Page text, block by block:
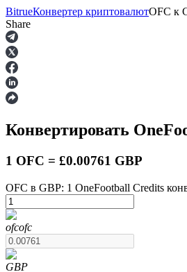
Фьючерсы
USDT-фьючерсы
Фьючерсы с использованием
BitrueКонвертер криптовалютOFC к
Share
Конвертировать
1 OFC = £0.00761 GBP
OFC в GBP: 1 OneFootball Credits
ofcofc
GBP